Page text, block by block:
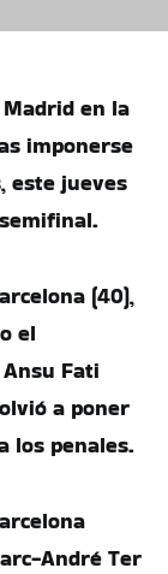
en la
imponerse
este jueves
(40),
el
Fati
a poner
los penales.
André Ter